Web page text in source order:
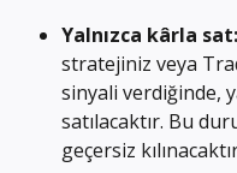
Yalnızca kârla sat:
stratejiniz veya
sinyali verdiğinde,
satılacaktır. Bu
geçersiz